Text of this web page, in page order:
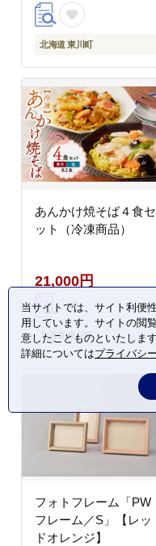
北海道 東川町
あんかけ焼そば４食セ
ット（冷凍商品）
21,000円
北海道 東川町
フォトフレーム「PW
フレーム／S」【レッ
ドオレンジ】
当サイトでは、サイト利便
用しています。サイトの閲
意したことものといたします
詳細についてはプライバシ